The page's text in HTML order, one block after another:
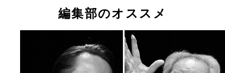
編集部のオススメ